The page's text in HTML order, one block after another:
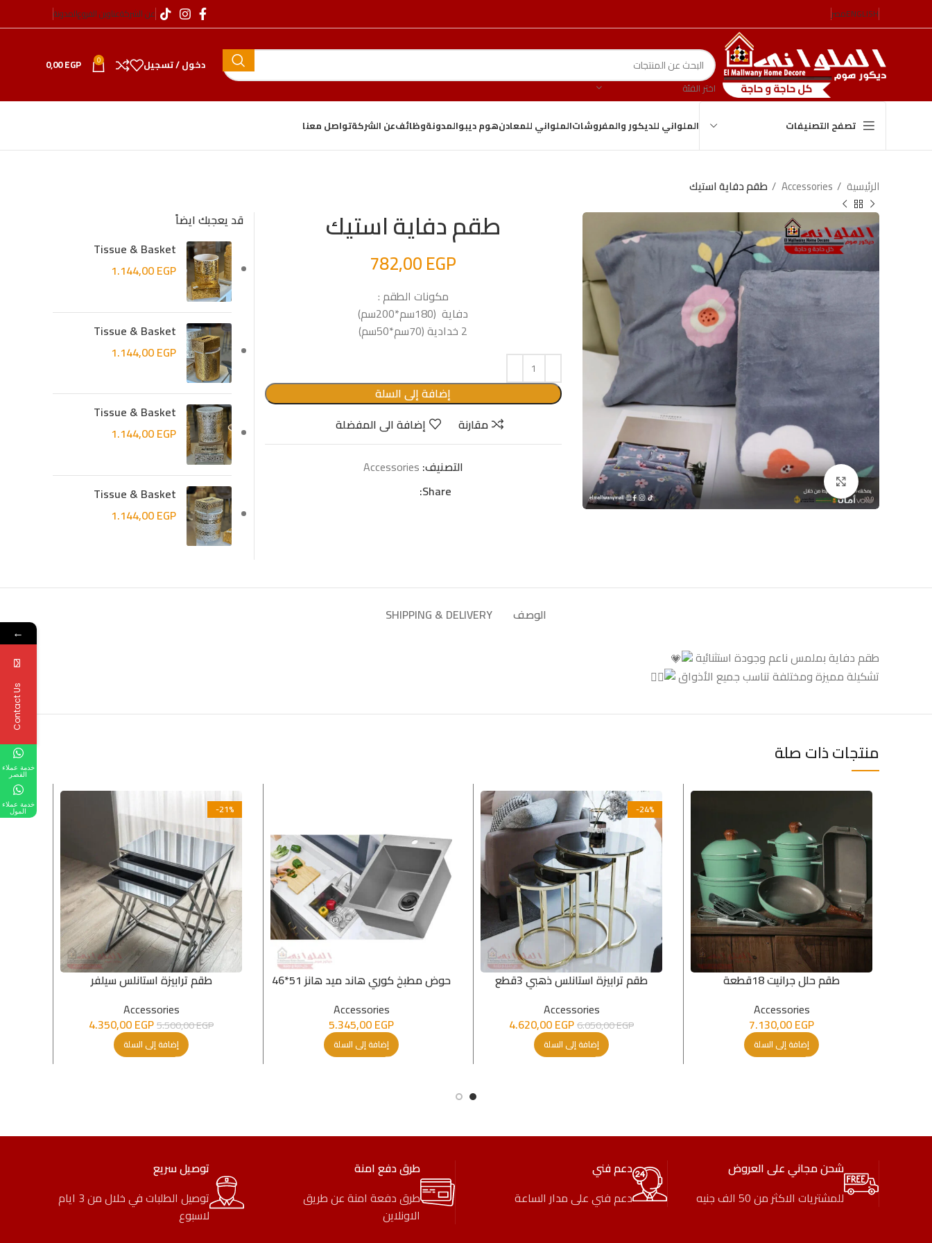
ENGLISHمصر عن الشركةعناوين الفروعالمدونة
اختر الفئة
دخول / تسجيل 0
0,00EGP
تصفح التصنيفات الملواني للديكور والمفروشاتالملواني للمعادنهوم ديبوالمدونةوظائفعن الشركةتواصل معنا
الرئيسية Accessories طقم دفاية استيك
اضغط للتكبير
طقم دفاية استيك
782,00EGP
مكونات الطقم :
دفاية (180سم*200سم)
2 خدادية (70سم*50سم)
إضافة إلى السلة
مقارنة
إضافة الى المفضلة
التصنيف: Accessories
Share:
قد يعجبك ايضاً
Tissue & Basket
1.144,00EGP
Tissue & Basket
1.144,00EGP
Tissue & Basket
1.144,00EGP
Tissue & Basket
1.144,00EGP
الوصف SHIPPING & DELIVERY
طقم دفاية بملمس ناعم وجودة استثنائية
تشكيلة مميزة ومختلفة تناسب جميع الأذواق
منتجات ذات صلة
طقم حلل جرانيت 18قطعة
Accessories
7.130,00EGP
إضافة إلى السلة
-24%
طقم ترابيزة استانلس ذهبي 3قطع
Accessories
6.050,00EGP
4.620,00EGP
إضافة إلى السلة
حوض مطبخ كوري هاند ميد هانز 51*46
Accessories
5.345,00EGP
إضافة إلى السلة
-21%
طقم ترابيزة استانلس سيلفر
Accessories
5.500,00EGP
4.350,00EGP
إضافة إلى السلة
شحن مجاني على العروض
للمشتريات الاكثر من 50 الف جنيه
دعم فني
دعم فني على مدار الساعة
طرق دفع امنة
طرق دفعة امنة عن طريق
الاونلاين
توصيل سريع
توصيل الطلبات في خلال من 3 ايام
لاسبوع
←
Contact Us
خدمة عملاء
القصر
خدمة عملاء
المول